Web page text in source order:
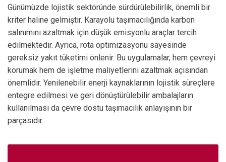
Günümüzde lojistik sektöründe sürdürülebilirlik, önemli bir
kriter haline gelmiştir. Karayolu taşımacılığında karbon
salınımını azaltmak için düşük emisyonlu araçlar tercih
edilmektedir. Ayrıca, rota optimizasyonu sayesinde
gereksiz yakıt tüketimi önlenir. Bu uygulamalar, hem çevreyi
korumak hem de işletme maliyetlerini azaltmak açısından
önemlidir. Yenilenebilir enerji kaynaklarının lojistik süreçlere
entegre edilmesi ve geri dönüştürülebilir ambalajların
kullanılması da çevre dostu taşımacılık anlayışının bir
parçasıdır.